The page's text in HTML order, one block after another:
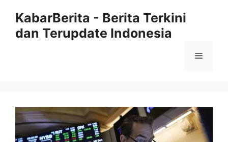
KabarBerita - Berita Terkini
dan Terupdate Indonesia
Menu